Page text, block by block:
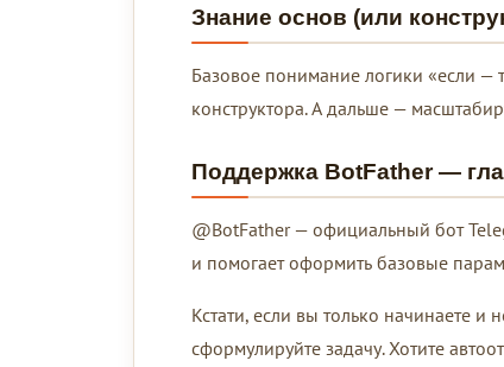
Знание основ (или
Базовое понимание логики «если
конструктора. А дальше —
Поддержка BotFather —
@BotFather — официальный бот
и помогает оформить базовые
Кстати, если вы только начинаете
сформулируйте задачу. Хотите